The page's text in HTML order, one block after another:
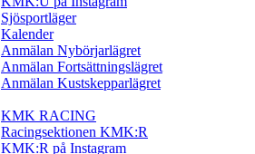
Sjösportläger
Kalender
Anmälan Nybörjarlägret
Anmälan Fortsättningslägret
Anmälan Kustskepparlägret
KMK RACING
Racingsektionen KMK:R
KMK:R på Instagram